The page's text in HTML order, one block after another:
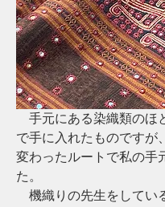
手元にある染織類のほ
で手に入れたものですが
変わったルートで私の手
た。
機織りの先生をしてい